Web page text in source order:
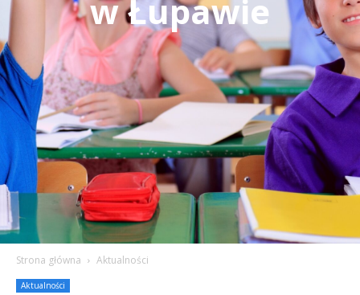
w Łupawie
Strona główna Aktualności
Aktualności